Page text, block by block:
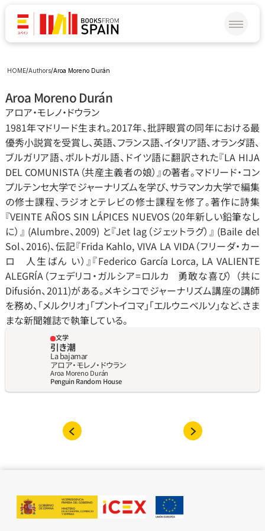
HOME/Authors/Aroa Moreno Durán
Aroa Moreno Durán
アロア‧モレノ‧ドウラン
1981年マドリード生まれ。2017年、批評眼賞の同年における最
優秀小説賞を受賞し、英語、フランス語、イタリア語、オランダ語、
ブルガリア語、ポルトガル語、ドイツ語に翻訳された『LA HIJA
DEL COMUNISTA（共産主義者の娘）』の著者。マドリード‧コン
プルテンセ大学でジャーナリズムを学び、サラマンカ大学で編集
の修士課程、ラジオとテレビの修士課程を修了。著作に詩集
『VEINTE AÑOS SIN LÁPICES NUEVOS（20年新しい鉛筆なし
に）』 (Alumbre、2009) と『Jet lag（ジェットラグ）』 (Baile del
Sol、2016)、伝記『Frida Kahlo, VIVA LA VIDA（フリーダ‧カー
ロ   人生ばん い）』『Federico García Lorca, LA VALIENTE
ALEGRÍA（フェデリコ‧ガルシア=ロルカ   勇敢な喜び） （共に
Difusión、2011)がある。メキシコでジャーナリズム講座の講師
を務め、「メルクリオ」「プントイコマ」「エルウニベルソ」など、さま
まな新聞雑誌で執筆している。
文学
引き潮
La bajamar
アロア‧モレノ‧ドウラン
Aroa Moreno Durán
Penguin Random House